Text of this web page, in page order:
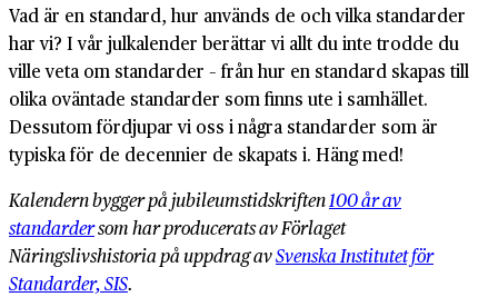
Vad är en standard, hur används de och vilka standarder
har vi? I vår julkalender berättar vi allt du inte trodde du
ville veta om standarder – från hur en standard skapas till
olika oväntade standarder som finns ute i samhället.
Dessutom fördjupar vi oss i några standarder som är
typiska för de decennier de skapats i. Häng med!
Kalendern bygger på jubileumstidskriften100 år av
standardersom har producerats av Förlaget
Näringslivshistoria på uppdrag avSvenska Institutet för
Standarder, SIS.